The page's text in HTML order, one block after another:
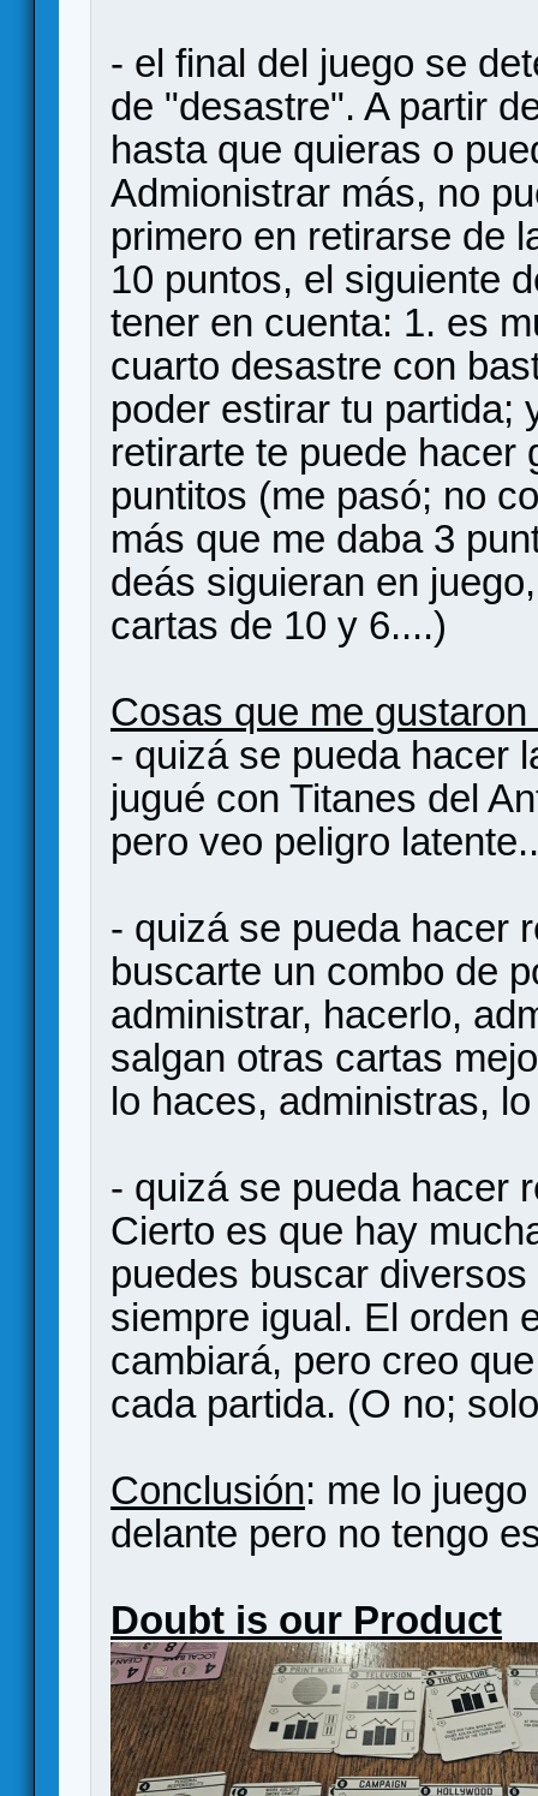
- el final del juego se
de "desastre". A partir
hasta que quieras o
Admionistrar más, no
primero en retirarse de
10 puntos, el siguiente
tener en cuenta: 1. es
cuarto desastre con
poder estirar tu partida;
retirarte te puede hacer
puntitos (me pasó; no
más que me daba 3
deás siguieran en
cartas de 10 y 6....)
Cosas que me
- quizá se pueda hacer
jugué con Titanes del
pero veo peligro latente..
- quizá se pueda hacer
buscarte un combo de
administrar, hacerlo,
salgan otras cartas
lo haces, administras,
- quizá se pueda hacer
Cierto es que hay
puedes buscar
siempre igual. El orden
cambiará, pero creo
cada partida. (O no;
Conclusión: me lo
delante pero no tengo
Doubt is our Product